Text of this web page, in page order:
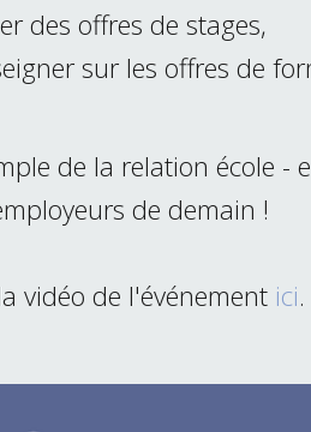
des offres de stages,
sur les offres de
de la relation école -
de demain !
vidéo de l'événement ici.